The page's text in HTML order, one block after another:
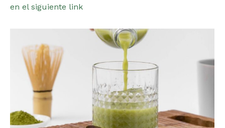
en el siguiente link